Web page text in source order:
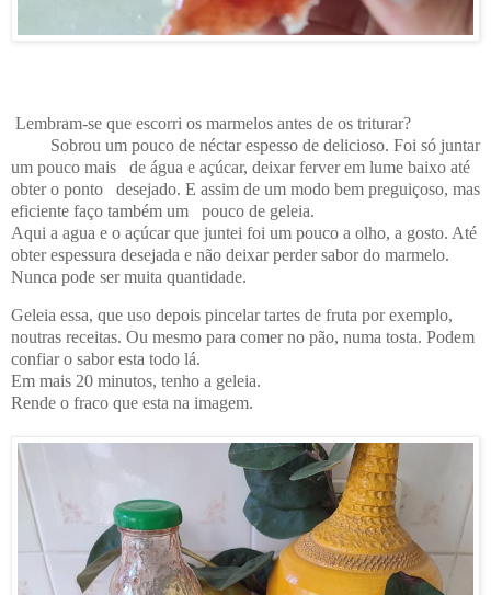
Lembram-se que escorri os marmelos antes de os triturar?
Sobrou um pouco de néctar espesso de delicioso. Foi só juntar
um pouco mais de água e açúcar, deixar ferver em lume baixo até
obter o ponto desejado. E assim de um modo bem preguiçoso, mas
eficiente faço também um pouco de geleia.
Aqui a agua e o açúcar que juntei foi um pouco a olho, a gosto. Até
obter espessura desejada e não deixar perder sabor do marmelo.
Nunca pode ser muita quantidade.
Geleia essa, que uso depois pincelar tartes de fruta por exemplo,
noutras receitas. Ou mesmo para comer no pão, numa tosta. Podem
confiar o sabor esta todo lá.
Em mais 20 minutos, tenho a geleia.
Rende o fraco que esta na imagem.